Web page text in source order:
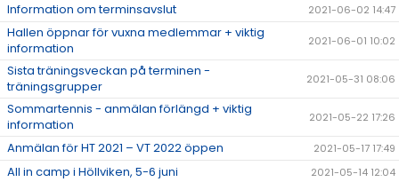
Information om terminsavslut 2021-06-02 14:47
Hallen öppnar för vuxna medlemmar + viktig
information
2021-06-01 10:02
Sista träningsveckan på terminen -
träningsgrupper
2021-05-31 08:06
Sommartennis - anmälan förlängd + viktig
information
2021-05-22 17:26
Anmälan för HT 2021 – VT 2022 öppen 2021-05-17 17:49
All in camp i Höllviken, 5-6 juni 2021-05-14 12:04